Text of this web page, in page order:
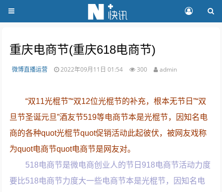
重庆电商节(重庆618电商节)
微博直播运营 2022年09月11日 01:54 300 admin
“双11光棍节”“双12位光棍节的补充，根本无节日”“双
旦节圣诞元旦”酒友节519等电商节本是光棍节，因知名电
商的各种quot光棍节quot促销活动此起彼伏，被网友戏称
为quot电商节quot电商节是网友对。
518电商节是微电商创业人的节日918电商节活动力度
要比518电商节力度大一些电商节本是光棍节，因知名电